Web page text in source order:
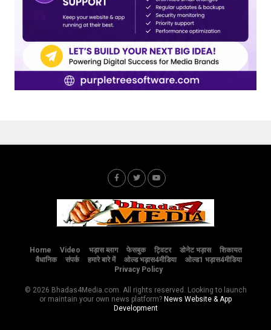
Home Video भड़ास ब्लाग फेसबुक ट्विटर डोनेट भड़ास
शिकायत
वैधानिक
संपर्क हमारे बारे में ओल्ड भड़ास4मीडिया
ओल्ड1 भड़ास4मीडिया
Privacy Policy
© 2026 Bhadas4Media.com. All rights reserved. Looking to launch
or maintain your own news platform? News Website & App
Development